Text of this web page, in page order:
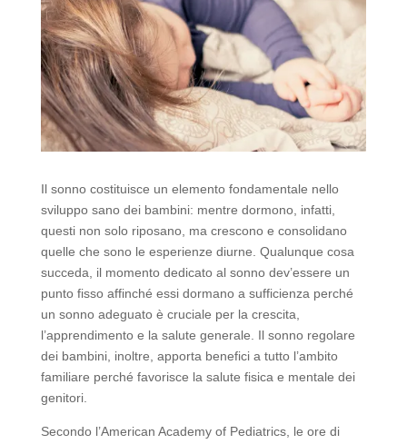
Il sonno costituisce un elemento fondamentale nello
sviluppo sano dei bambini: mentre dormono, infatti,
questi non solo riposano, ma crescono e consolidano
quelle che sono le esperienze diurne. Qualunque cosa
succeda, il momento dedicato al sonno dev’essere un
punto fisso affinché essi dormano a sufficienza perché
un sonno adeguato è cruciale per la crescita,
l’apprendimento e la salute generale. Il sonno regolare
dei bambini, inoltre, apporta benefici a tutto l’ambito
familiare perché favorisce la salute fisica e mentale dei
genitori.
Secondo l’American Academy of Pediatrics, le ore di